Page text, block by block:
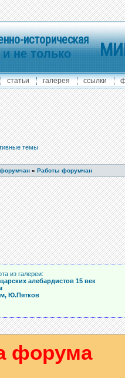
историческая
и не только
статьи галерея ссылки
темы
» Работы форумчан
из галереи:
алебардистов 15 век
Ю.Пятков
форума